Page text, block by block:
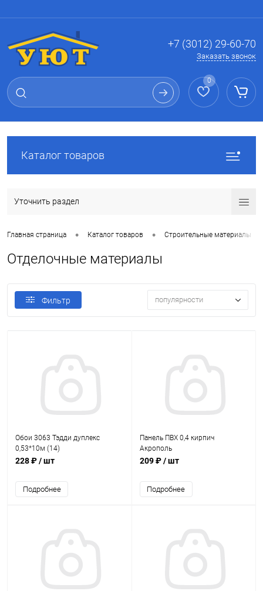
+7 (3012) 29-60-70
Заказать звонок
0
Каталог товаров
Уточнить раздел
Главная страница • Каталог товаров • Строительные материалы
Отделочные материалы
Фильтр популярности
Обои 3063 Тэдди дуплекс
0,53*10м (14)
228 ₽/ шт
Подробнее
Панель ПВХ 0,4 кирпич
Акрополь
209 ₽/ шт
Подробнее